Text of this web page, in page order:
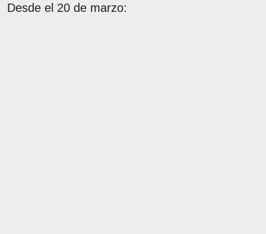
Desde el 20 de marzo: